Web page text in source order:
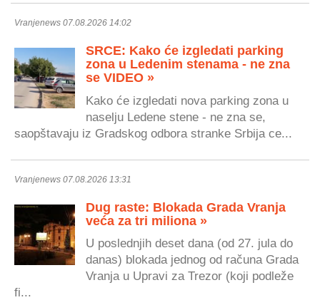
Vranjenews 07.08.2026 14:02
SRCE: Kako će izgledati parking
zona u Ledenim stenama - ne zna
se VIDEO »
Kako će izgledati nova parking zona u
naselju Ledene stene - ne zna se,
saopštavaju iz Gradskog odbora stranke Srbija ce...
Vranjenews 07.08.2026 13:31
Dug raste: Blokada Grada Vranja
veća za tri miliona »
U poslednjih deset dana (od 27. jula do
danas) blokada jednog od računa Grada
Vranja u Upravi za Trezor (koji podleže
fi...